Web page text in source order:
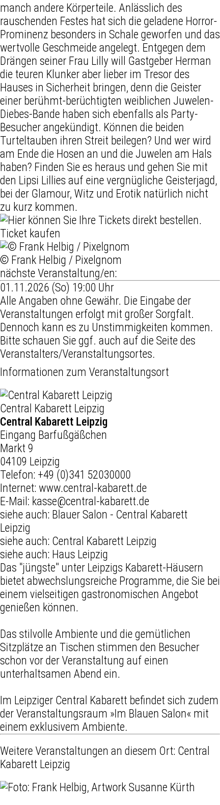
manch andere Körperteile. Anlässlich des
rauschenden Festes hat sich die geladene Horror-
Prominenz besonders in Schale geworfen und das
wertvolle Geschmeide angelegt. Entgegen dem
Drängen seiner Frau Lilly will Gastgeber Herman
die teuren Klunker aber lieber im Tresor des
Hauses in Sicherheit bringen, denn die Geister
einer berühmt-berüchtigten weiblichen Juwelen-
Diebes-Bande haben sich ebenfalls als Party-
Besucher angekündigt. Können die beiden
Turteltauben ihren Streit beilegen? Und wer wird
am Ende die Hosen an und die Juwelen am Hals
haben? Finden Sie es heraus und gehen Sie mit
den Lipsi Lillies auf eine vergnügliche Geisterjagd,
bei der Glamour, Witz und Erotik natürlich nicht
zu kurz kommen.
Ticket kaufen
© Frank Helbig / Pixelgnom
nächste Veranstaltung/en:
01.11.2026 (So) 19:00 Uhr
Alle Angaben ohne Gewähr. Die Eingabe der
Veranstaltungen erfolgt mit großer Sorgfalt.
Dennoch kann es zu Unstimmigkeiten kommen.
Bitte schauen Sie ggf. auch auf die Seite des
Veranstalters/Veranstaltungsortes.
Informationen zum Veranstaltungsort
Central Kabarett Leipzig
Central Kabarett Leipzig
Eingang Barfußgäßchen
Markt 9
04109 Leipzig
Telefon: +49 (0)341 52030000
Internet: www.central-kabarett.de
E-Mail: kasse@central-kabarett.de
siehe auch: Blauer Salon - Central Kabarett
Leipzig
siehe auch: Central Kabarett Leipzig
siehe auch: Haus Leipzig
Das "jüngste" unter Leipzigs Kabarett-Häusern
bietet abwechslungsreiche Programme, die Sie bei
einem vielseitigen gastronomischen Angebot
genießen können.
Das stilvolle Ambiente und die gemütlichen
Sitzplätze an Tischen stimmen den Besucher
schon vor der Veranstaltung auf einen
unterhaltsamen Abend ein.
Im Leipziger Central Kabarett befindet sich zudem
der Veranstaltungsraum » Im Blauen Salon« mit
einem exklusivem Ambiente.
Weitere Veranstaltungen an diesem Ort: Central
Kabarett Leipzig